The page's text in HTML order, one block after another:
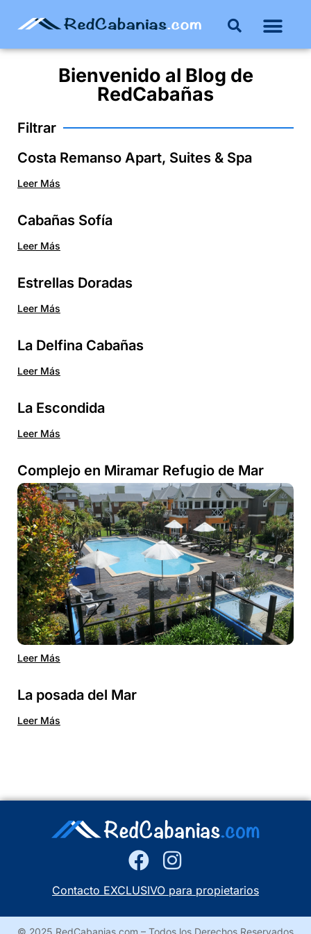
Bienvenido al Blog de
RedCabañas
Filtrar
Costa Remanso Apart, Suites & Spa
Leer Más
Cabañas Sofía
Leer Más
Estrellas Doradas
Leer Más
La Delfina Cabañas
Leer Más
La Escondida
Leer Más
Complejo en Miramar Refugio de Mar
Leer Más
La posada del Mar
Leer Más
Contacto EXCLUSIVO para propietarios
© 2025 RedCabanias.com – Todos los Derechos Reservados